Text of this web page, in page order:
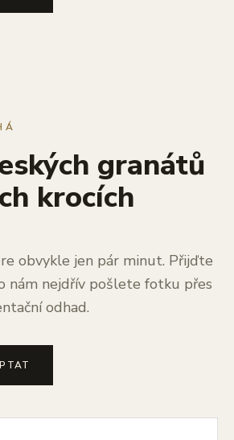
granátů
krocích
obvykle jen pár minut. Přijďte
nám nejdřív pošlete fotku přes
odhad.